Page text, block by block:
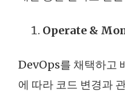
Operate &
DevOps를 채택하고
에 따라 코드 변경과